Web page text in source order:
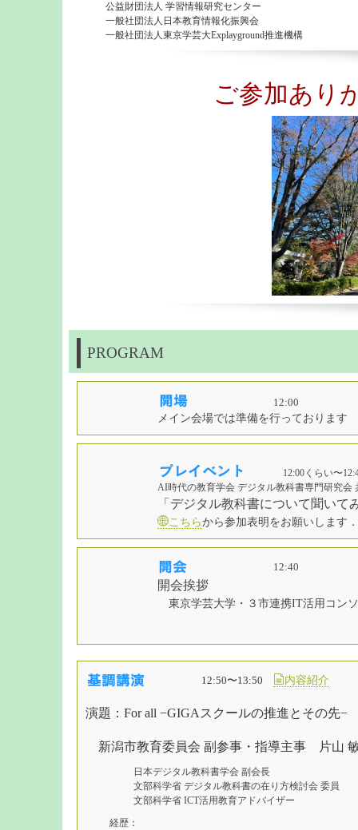
公益財団法人 学習情報研究センター
一般社団法人日本教育情報化振興会
一般社団法人東京学芸大Explayground推進機構
ご参加あり
PROGRAM
12:00
メイン会場では準備を行っております
12:00くらい〜
AI時代の教育学会 デジタル教科書専門研究会
「デジタル教科書について聞いて
こちらから参加表明をお願いします．
12:40
開会挨拶
東京学芸大学・３市連携IT活用コン
12:50〜13:50 内容紹介
演題：For all −GIGAスクールの推進とその先−
新潟市教育委員会 副参事・指導主事 片山
日本デジタル教科書学会 副会長
文部科学省 デジタル教科書の在り方検討会 委員
文部科学省 ICT活用教育アドバイザー
経歴：